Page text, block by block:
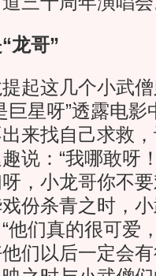
龙哥”
这几个小武僧
巨星呀”透露电
来找自己求救
说：“我哪敢呀
，小龙哥你不
份杀青之时，
他们真的很可爱
们以后一定会